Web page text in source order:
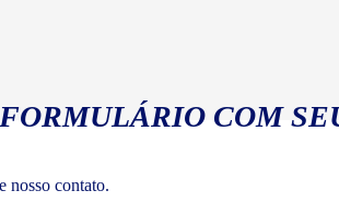
COM
nosso contato.